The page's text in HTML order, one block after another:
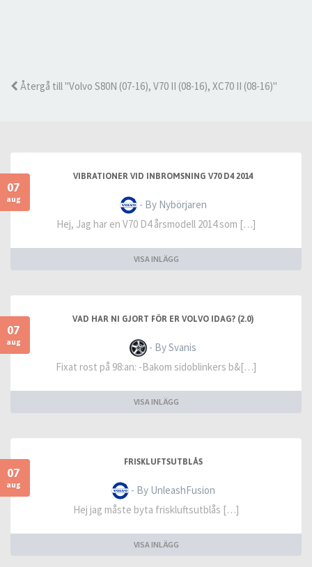
Återgå till "Volvo S80N (07-16), V70 II (08-16), XC70 II (08-16)"
07
aug
VIBRATIONER VID INBROMSNING V70 D4 2014
- By Nybörjaren
Hej, Jag har en V70 D4 årsmodell 2014 som […]
VISA INLÄGG
07
aug
VAD HAR NI GJORT FÖR ER VOLVO IDAG? (2.0)
- By Svanis
Fixat rost på 98:an: -Bakom sidoblinkers b&[…]
VISA INLÄGG
07
aug
FRISKLUFTSUTBLÅS
- By UnleashFusion
Hej jag måste byta friskluftsutblås […]
VISA INLÄGG